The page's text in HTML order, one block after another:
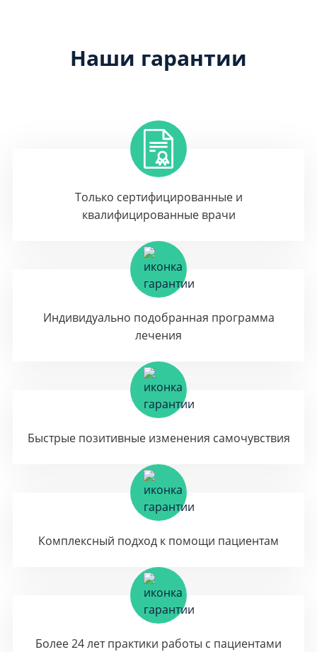
Наши гарантии
Только сертифицированные и
квалифицированные врачи
Индивидуально подобранная программа
лечения
Быстрые позитивные изменения самочувствия
Комплексный подход к помощи пациентам
Более 24 лет практики работы с пациентами